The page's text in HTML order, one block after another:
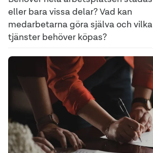
eller bara vissa delar? Vad kan
medarbetarna göra själva och vilka
tjänster behöver köpas?